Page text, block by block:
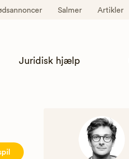
Salmer Artikler
Juridisk hjælp